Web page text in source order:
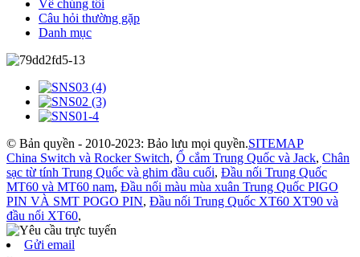
Về chúng tôi
Câu hỏi thường gặp
Danh mục
© Bản quyền - 2010-2023: Bảo lưu mọi quyền.SITEMAP
China Switch và Rocker Switch, Ổ cắm Trung Quốc và Jack, Chân
sạc từ tính Trung Quốc và ghim đầu cuối, Đầu nối Trung Quốc
MT60 và MT60 nam, Đầu nối màu mùa xuân Trung Quốc PIGO
PIN VÀ SMT POGO PIN, Đầu nối Trung Quốc XT60 XT90 và
đầu nối XT60,
Gửi email